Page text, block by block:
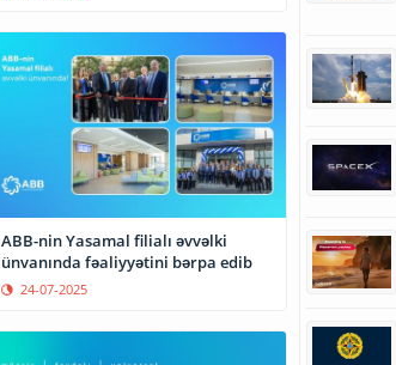
ABB-nin Yasamal filialı əvvəlki
ünvanında fəaliyyətini bərpa edib
24-07-2025